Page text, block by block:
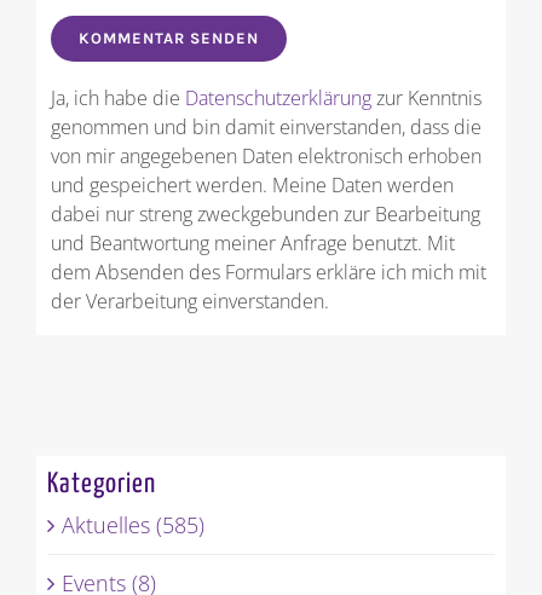
Ja, ich habe die Datenschutzerklärungzur Kenntnis
genommen und bin damit einverstanden, dass die
von mir angegebenen Daten elektronisch erhoben
und gespeichert werden. Meine Daten werden
dabei nur streng zweckgebunden zur Bearbeitung
und Beantwortung meiner Anfrage benutzt. Mit
dem Absenden des Formulars erkläre ich mich mit
der Verarbeitung einverstanden.
Kategorien
Aktuelles (585)
Events (8)